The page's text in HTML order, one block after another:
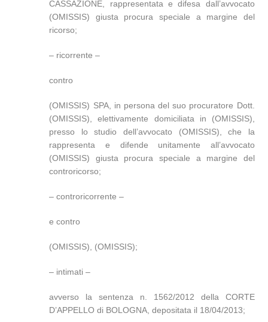
CASSAZIONE, rappresentata e difesa dall’avvocato
(OMISSIS) giusta procura speciale a margine del
ricorso;
– ricorrente –
contro
(OMISSIS) SPA, in persona del suo procuratore Dott.
(OMISSIS), elettivamente domiciliata in (OMISSIS),
presso lo studio dell’avvocato (OMISSIS), che la
rappresenta e difende unitamente all’avvocato
(OMISSIS) giusta procura speciale a margine del
controricorso;
– controricorrente –
e contro
(OMISSIS), (OMISSIS);
– intimati –
avverso la sentenza n. 1562/2012 della CORTE
D’APPELLO di BOLOGNA, depositata il 18/04/2013;